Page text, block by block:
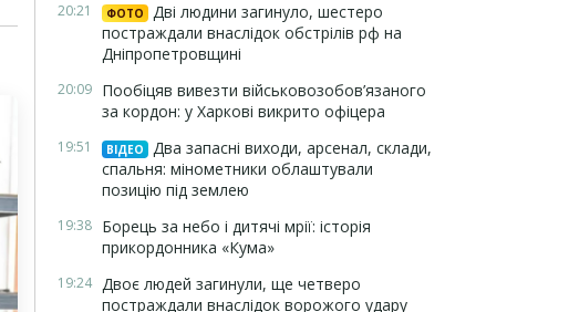
20:21 ФОТО
Дві людини загинуло, шестеро
постраждали внаслідок обстрілів рф на
Дніпропетровщині
20:09 Пообіцяв вивезти військовозобов’язаного
за кордон: у Харкові викрито офіцера
19:51 ВІДЕО
Два запасні виходи, арсенал, склади,
спальня: мінометники облаштували
позицію під землею
19:38 Борець за небо і дитячі мрії: історія
прикордонника «Кума»
19:24 Двоє людей загинули, ще четверо
постраждали внаслідок ворожого удару